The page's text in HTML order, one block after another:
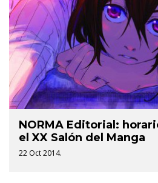
NORMA Editorial:
el XX Salón del Manga
22 Oct 2014.